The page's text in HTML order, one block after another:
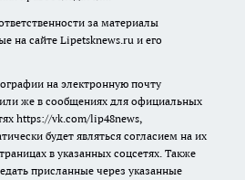
за материалы
на сайте Lipetsknews.ru и его
на электронную почту
же в сообщениях для официальных
https://vk.com/lip48news,
будет являться согласием на их
в указанных соцсетях. Также
присланные через указанные